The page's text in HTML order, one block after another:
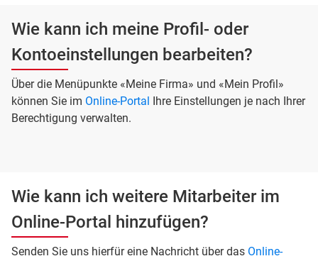
Wie kann ich meine Profil- oder
Kontoeinstellungen bearbeiten?
Über die Menüpunkte «Meine Firma» und «Mein Profil»
können Sie im Online-Portal Ihre Einstellungen je nach Ihrer
Berechtigung verwalten.
Wie kann ich weitere Mitarbeiter im
Online-Portal hinzufügen?
Senden Sie uns hierfür eine Nachricht über das Online-